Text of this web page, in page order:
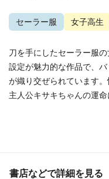
セーラー服 女子高生
刀を手にしたセーラー服
設定が魅力的な作品で、
が織り交ぜられています
主人公キサキちゃんの運命
書店などで詳細を見る